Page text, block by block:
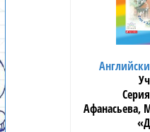
Афанасьева,